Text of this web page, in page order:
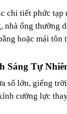
chi tiết phức
nhà ống thường
hoặc mái
Sáng Tự
sổ lớn, giếng
cường lực